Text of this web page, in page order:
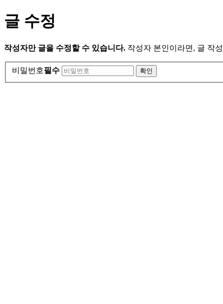
글 수정
작성자만 글을 수정할 수 있습니다. 작성자 본인이라면, 글 작
비밀번호필수